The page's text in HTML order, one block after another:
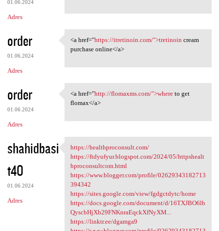
01.06.2024
Adres
order
01.06.2024
Adres
<a href="https://itretinoin
<a href="https://itretinoin.com/">tretinoin cream
purchase online</a>
order
01.06.2024
Adres
<a href="http://flomaxms.com/
<a href="http://flomaxms.com/">whereto get
flomax</a>
shahidbasi
t40
01.06.2024
Adres
https://healthproconsult.com/
https://healthproconsult.com/
https://ftdyufyur.blogspot.com/2024/05/httpshealt
hproconsultcom.html
https://www.blogger.com/profile/02629343182713
394342
https://sites.google.com/view/fgdgctdytc/home
https://docs.google.com/document/d/16TXJBO6lb
QyscbHjXb29FNKnraEqckXfNyXM...
https://linktr.ee/dgamga9